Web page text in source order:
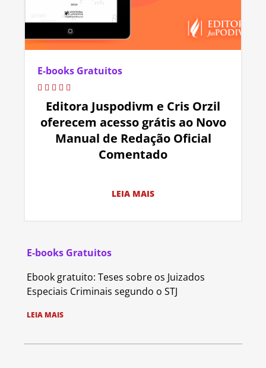
E-books Gratuitos
Editora Juspodivm e Cris Orzil
oferecem acesso grátis ao Novo
Manual de Redação Oficial
Comentado
LEIA MAIS
E-books Gratuitos
Ebook gratuito: Teses sobre os Juizados
Especiais Criminais segundo o STJ
LEIA MAIS